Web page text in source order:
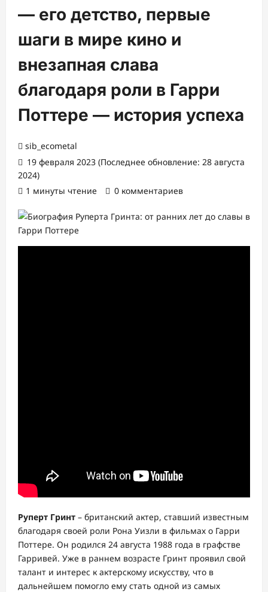
— его детство, первые
шаги в мире кино и
внезапная слава
благодаря роли в Гарри
Поттере — история успеха
sib_ecometal
19 февраля 2023 (Последнее обновление: 28 августа
2024)
1 минуты чтение
0 комментариев
Руперт Гринт – британский актер, ставший известным
благодаря своей роли Рона Уизли в фильмах о Гарри
Поттере. Он родился 24 августа 1988 года в графстве
Гарривей. Уже в раннем возрасте Гринт проявил свой
талант и интерес к актерскому искусству, что в
дальнейшем помогло ему стать одной из самых